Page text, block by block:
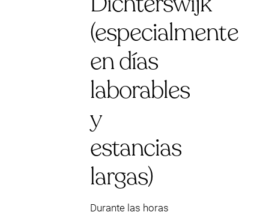
(especialmente
en días
laborables
y
estancias
largas)
Durante las horas